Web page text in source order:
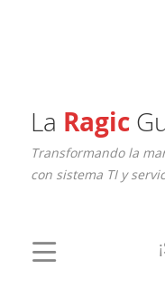
La Ragic
Transformando la
con sistema TI y